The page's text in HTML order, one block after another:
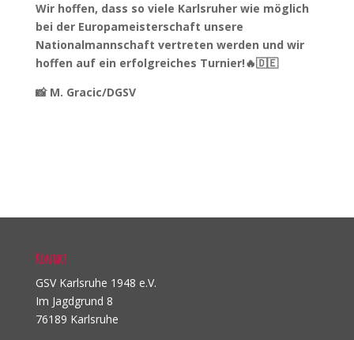
Wir hoffen, dass so viele Karlsruher wie möglich
bei der Europameisterschaft unsere
Nationalmannschaft vertreten werden und wir
hoffen auf ein erfolgreiches Turnier!🔥🇩🇪
📸 M. Gracic/DGSV
Kontakt
GSV Karlsruhe 1948 e.V.
Im Jagdgrund 8
76189 Karlsruhe